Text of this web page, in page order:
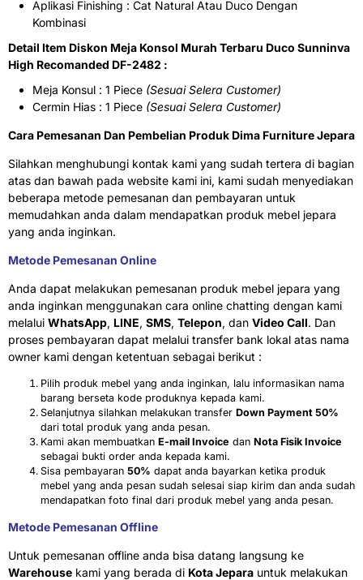
Aplikasi Finishing : Cat Natural Atau Duco Dengan
Kombinasi
Detail Item Diskon Meja Konsol Murah Terbaru Duco Sunninva
High Recomanded DF-2482 :
Meja Konsul : 1 Piece (Sesuai Selera Customer)
Cermin Hias : 1 Piece (Sesuai Selera Customer)
Cara Pemesanan Dan Pembelian Produk Dima Furniture Jepara
Silahkan menghubungi kontak kami yang sudah tertera di bagian
atas dan bawah pada website kami ini, kami sudah menyediakan
beberapa metode pemesanan dan pembayaran untuk
memudahkan anda dalam mendapatkan produk mebel jepara
yang anda inginkan.
Metode Pemesanan Online
Anda dapat melakukan pemesanan produk mebel jepara yang
anda inginkan menggunakan cara online chatting dengan kami
melalui WhatsApp, LINE, SMS, Telepon, dan Video Call. Dan
proses pembayaran dapat melalui transfer bank lokal atas nama
owner kami dengan ketentuan sebagai berikut :
Pilih produk mebel yang anda inginkan, lalu informasikan nama
barang berseta kode produknya kepada kami.
Selanjutnya silahkan melakukan transfer Down Payment 50%
dari total produk yang anda pesan.
Kami akan membuatkan E-mail Invoice dan Nota Fisik Invoice
sebagai bukti order anda kepada kami.
Sisa pembayaran 50% dapat anda bayarkan ketika produk
mebel yang anda pesan sudah selesai siap kirim dan anda sudah
mendapatkan foto final dari produk mebel yang anda pesan.
Metode Pemesanan Offline
Untuk pemesanan offline anda bisa datang langsung ke
Warehouse kami yang berada di Kota Jepara untuk melakukan